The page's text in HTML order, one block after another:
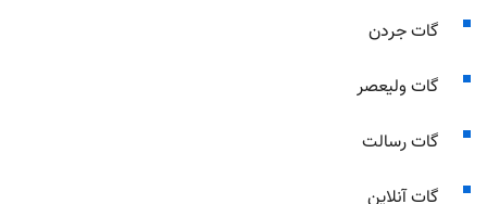
گات جردن
گات ولیعصر
گات رسالت
گات آنلاین